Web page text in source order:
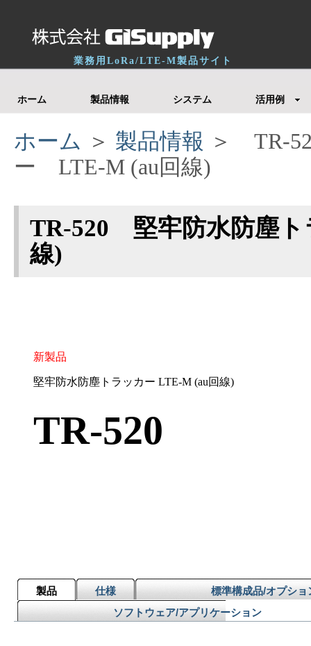
業務用LoRa/LTE-M製品サイト
ホーム 製品情報 システム 活用例
ホーム ＞ 製品情報 ＞ TR-
ー LTE-M (au回線)
TR-520 堅牢防水防塵
線)
新製品
堅牢防水防塵トラッカー LTE-M (au回線)
TR-520
製品 仕様
標準構成品/オプショ
ソフトウェア/アプリケーション